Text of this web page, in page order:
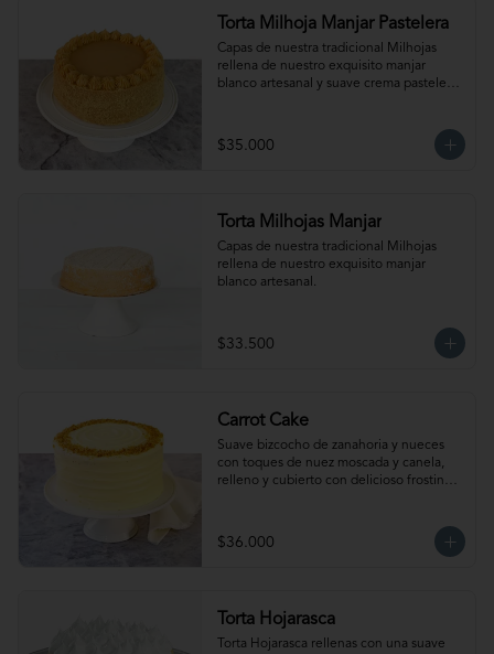
Torta Milhoja Manjar Pastelera
Capas de nuestra tradicional Milhojas
rellena de nuestro exquisito manjar
blanco artesanal y suave crema pastelera.
de 2 a 3 horas a temperatura ambiente
antes de servir.
$35.000
Torta Milhojas Manjar
Capas de nuestra tradicional Milhojas
rellena de nuestro exquisito manjar
blanco artesanal.
$33.500
Carrot Cake
Suave bizcocho de zanahoria y nueces
con toques de nuez moscada y canela,
relleno y cubierto con delicioso frosting.
de 2 a 3 horas a temperatura ambiente
antes de servir.
$36.000
Torta Hojarasca
Torta Hojarasca rellenas con una suave